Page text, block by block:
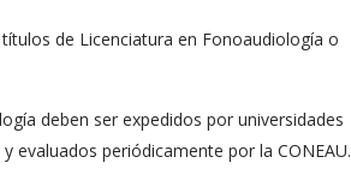
de Licenciatura en Fonoaudiología o
deben ser expedidos por universidades
evaluados periódicamente por la CONEAU.